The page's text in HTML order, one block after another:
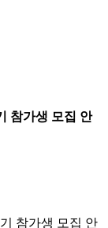
참가생 모집 안
참가생 모집 안